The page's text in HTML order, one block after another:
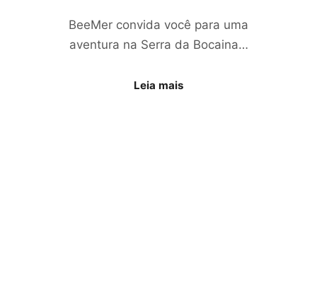
BeeMer convida você para uma
aventura na Serra da Bocaina…
Leia mais